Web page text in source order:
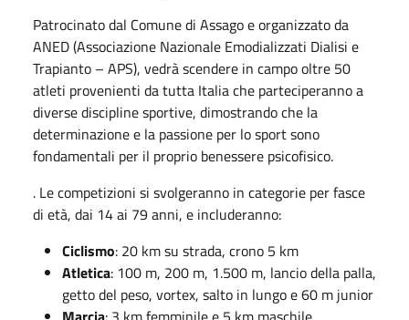
Patrocinato dal Comune di Assago e organizzato da
ANED (Associazione Nazionale Emodializzati Dialisi e
Trapianto – APS), vedrà scendere in campo oltre 50
atleti provenienti da tutta Italia che parteciperanno a
diverse discipline sportive, dimostrando che la
determinazione e la passione per lo sport sono
fondamentali per il proprio benessere psicofisico.
. Le competizioni si svolgeranno in categorie per fasce
di età, dai 14 ai 79 anni, e includeranno:
Ciclismo: 20 km su strada, crono 5 km
Atletica: 100 m, 200 m, 1.500 m, lancio della palla,
getto del peso, vortex, salto in lungo e 60 m junior